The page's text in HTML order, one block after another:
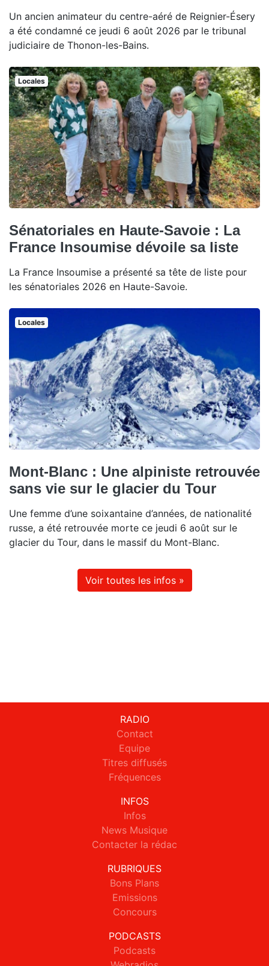
Un ancien animateur du centre-aéré de Reignier-Ésery
a été condamné ce jeudi 6 août 2026 par le tribunal
judiciaire de Thonon-les-Bains.
Locales
Sénatoriales en Haute-Savoie : La
France Insoumise dévoile sa liste
La France Insoumise a présenté sa tête de liste pour
les sénatoriales 2026 en Haute-Savoie.
Locales
Mont-Blanc : Une alpiniste retrouvée
sans vie sur le glacier du Tour
Une femme d’une soixantaine d’années, de nationalité
russe, a été retrouvée morte ce jeudi 6 août sur le
glacier du Tour, dans le massif du Mont-Blanc.
Voir toutes les infos »
RADIO
Contact
Equipe
Titres diffusés
Fréquences
INFOS
Infos
News Musique
Contacter la rédac
RUBRIQUES
Bons Plans
Emissions
Concours
PODCASTS
Podcasts